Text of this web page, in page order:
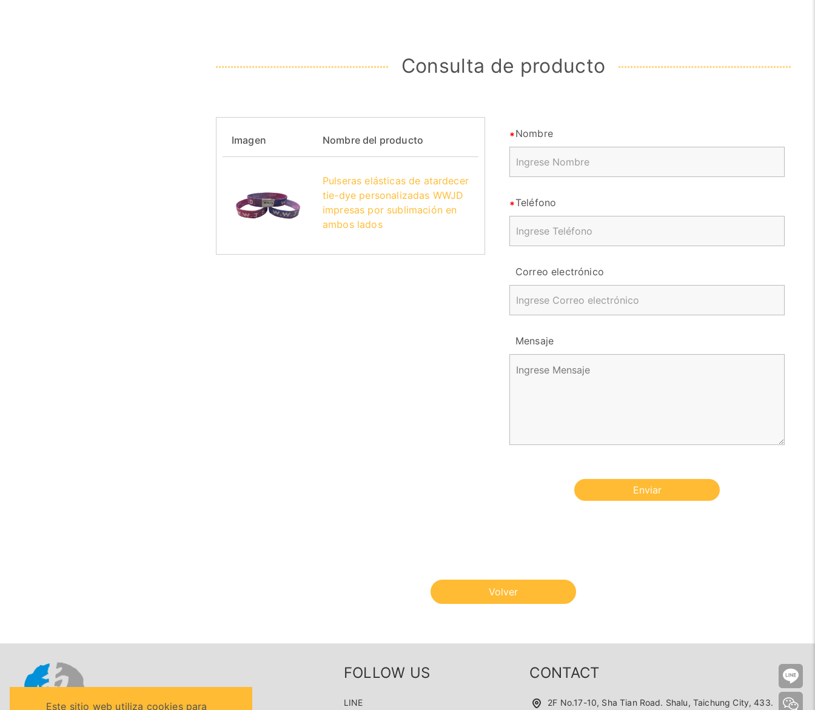
Consulta de producto
Imagen Nombre del producto
Pulseras elásticas de atardecer
tie-dye personalizadas WWJD
impresas por sublimación en
ambos lados
Nombre
Teléfono
Correo electrónico
Mensaje
Enviar
Volver
Este sitio web utiliza cookies para
FOLLOW US
LINE
CONTACT
2F No.17-10, Sha Tian Road. Shalu, Taichung City, 433.